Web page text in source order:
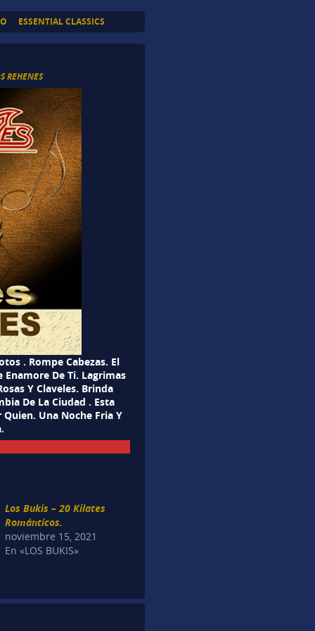
ESSENTIAL CLASSICS
REHENES
. Rompe Cabezas. El
Enamore De Ti. Lagrimas
Y Claveles. Brinda
De La Ciudad . Esta
Una Noche Fria Y
Los Bukis – 20 Kilates
Románticos.
noviembre 15, 2021
En «LOS BUKIS»